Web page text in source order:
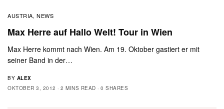
AUSTRIA, NEWS
Max Herre auf Hallo Welt! Tour in Wien
Max Herre kommt nach Wien. Am 19. Oktober gastiert er mit
seiner Band in der…
BY ALEX
OKTOBER 3, 2012
2 MINS READ 0 SHARES